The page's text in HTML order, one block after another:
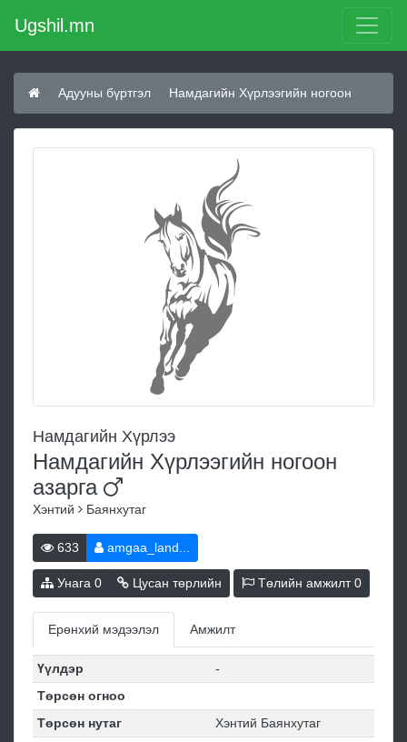
Ugshil.mn
Адууны бүртгэл Намдагийн Хүрлээгийн ногоон
Намдагийн Хүрлээ
Намдагийн Хүрлээгийн ногоон
азарга
Хэнтий Баянхутаг
633 amgaa_land...
Унага 0 Цусан төрлийн Төлийн амжилт0
Ерөнхий мэдээлэл Амжилт
Үүлдэр
-
Төрсөн огноо
Төрсөн нутаг
Хэнтий Баянхутаг